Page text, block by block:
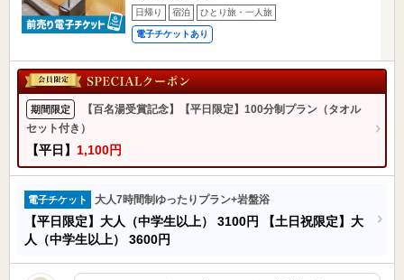
日帰り 宿泊 ひとり旅・一人旅
電子チケットあり
期間限定
【百名湯受賞記念】【平日限定】100分制プラン（タオル
セット付き）
【平日】 1,100円
電子チケット 大人7時間制ゆったりプラン+岩盤浴
【平日限定】大人（中学生以上） 3100円
【土日祝限定】大
人（中学生以上） 3600円